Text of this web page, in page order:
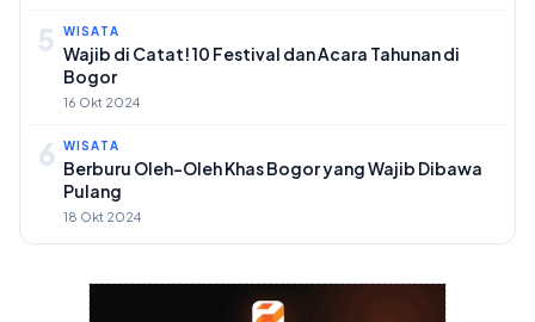
5 WISATA
Wajib di Catat! 10 Festival dan Acara Tahunan di
Bogor
16 Okt 2024
6 WISATA
Berburu Oleh-Oleh Khas Bogor yang Wajib Dibawa
Pulang
18 Okt 2024